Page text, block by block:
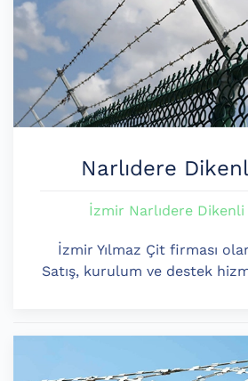
Narlıdere
İzmir Narlıdere Dikenli
İzmir Yılmaz Çit firması
Satış, kurulum ve destek